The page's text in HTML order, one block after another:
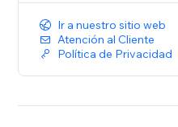
Ir a nuestro sitio web
Atención al Cliente
Política de Privacidad